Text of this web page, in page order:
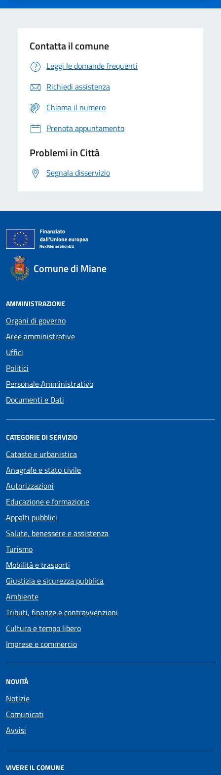
Contatta il comune
Leggi le domande frequenti
Richiedi assistenza
Chiama il numero
Prenota appuntamento
Problemi in Città
Segnala disservizio
Comune di Miane
AMMINISTRAZIONE
Organi di governo
Aree amministrative
Uffici
Politici
Personale Amministrativo
Documenti e Dati
CATEGORIE DI SERVIZIO
Catasto e urbanistica
Anagrafe e stato civile
Autorizzazioni
Educazione e formazione
Appalti pubblici
Salute, benessere e assistenza
Turismo
Mobilità e trasporti
Giustizia e sicurezza pubblica
Ambiente
Tributi, finanze e contravvenzioni
Cultura e tempo libero
Imprese e commercio
NOVITÀ
Notizie
Comunicati
Avvisi
VIVERE IL COMUNE